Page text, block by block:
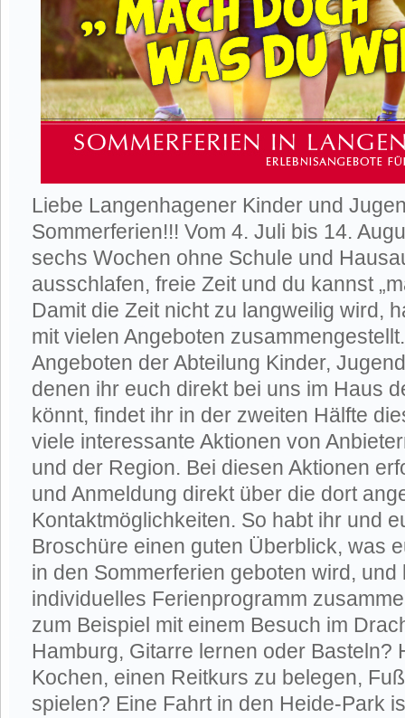
Liebe Langenhagener Kinder und
Sommerferien!!! Vom 4. Juli bis 14.
sechs Wochen ohne Schule und
ausschlafen, freie Zeit und du kannst
Damit die Zeit nicht zu langweilig wird,
mit vielen Angeboten
Angeboten der Abteilung Kinder,
denen ihr euch direkt bei uns im Haus
könnt, findet ihr in der zweiten Hälfte
viele interessante Aktionen von
und der Region. Bei diesen Aktionen
und Anmeldung direkt über die dort
Kontaktmöglichkeiten. So habt ihr und
Broschüre einen guten Überblick, was
in den Sommerferien geboten wird,
individuelles Ferienprogramm
zum Beispiel mit einem Besuch im
Hamburg, Gitarre lernen oder Basteln?
Kochen, einen Reitkurs zu belegen,
spielen? Eine Fahrt in den Heide-Park